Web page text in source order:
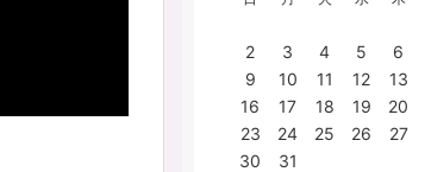
2
3 4 5 6
9
10 11 12 13
16
17 18 19 20
23
24 25 26 27
30
31